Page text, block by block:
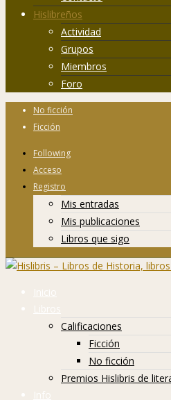
Hislibreños
Actividad
Grupos
Miembros
Foro
No ficción
Ficción
Following
Acceso
Registro
Mis entradas
Mis publicaciones
Libros que sigo
Inicio
Libros
Calificaciones
Ficción
No ficción
Premios Hislibris de
Info